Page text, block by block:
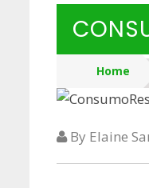
Home
By Elaine